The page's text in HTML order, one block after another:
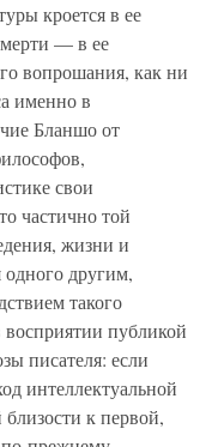
кроется в ее
— в ее
вопрошания, как ни
именно в
Бланшо от
свои
частично той
жизни и
одного другим,
такого
восприятии публикой
писателя: если
интеллектуальной
к первой,